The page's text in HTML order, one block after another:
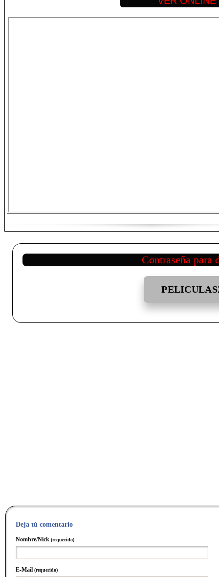
Contraseña para
Deja tú comentario
Nombre/Nick (requerido)
E-Mail (requerido)